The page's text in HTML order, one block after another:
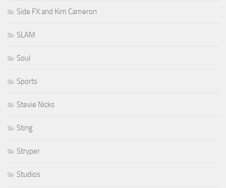
Side FX and Kim Cameron
SLAM
Soul
Sports
Stevie Nicks
Sting
Stryper
Studios